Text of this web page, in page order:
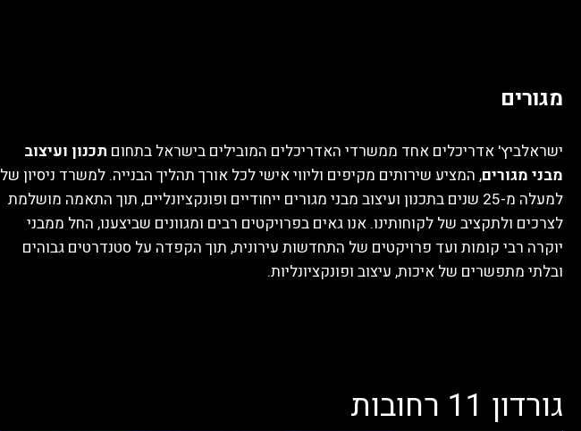
מגורים
ישראלביץ' אדריכלים אחד ממשרדי האדריכלים המובילים בישראל בתחום תכנון ועיצוב
מבני מגורים, המציע שירותים מקיפים וליווי אישי לכל אורך תהליך הבנייה. למשרד ניסיון של
למעלה מ-25 שנים בתכנון ועיצוב מבני מגורים ייחודיים ופונקציונליים, תוך התאמה מושלמת
לצרכים ולתקציב של לקוחותינו. אנו גאים בפרויקטים רבים ומגוונים שביצענו, החל ממבני
יוקרה רבי קומות ועד פרויקטים של התחדשות עירונית, תוך הקפדה על סטנדרטים גבוהים
ובלתי מתפשרים של איכות, עיצוב ופונקציונליות.
גורדון 11 רחובות